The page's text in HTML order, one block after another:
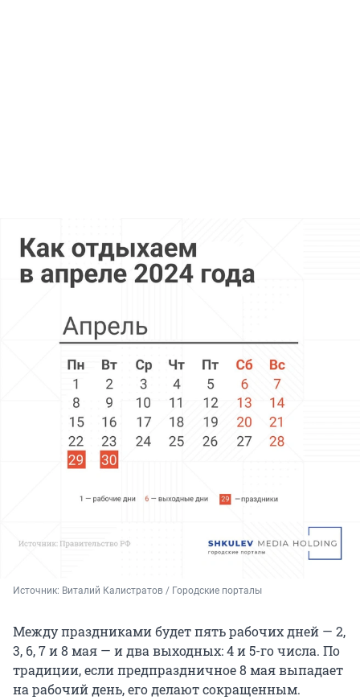
Источник: Виталий Калистратов / Городские порталы
Между праздниками будет пять рабочих дней — 2,
3, 6, 7 и 8 мая — и два выходных: 4 и 5-го числа. По
традиции, если предпраздничное 8 мая выпадает
на рабочий день, его делают сокращенным.